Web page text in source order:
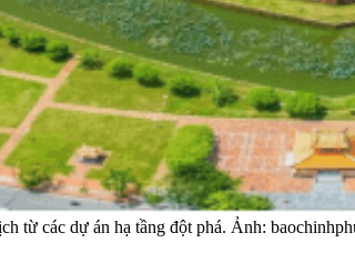
từ các dự án hạ tầng đột phá. Ảnh: